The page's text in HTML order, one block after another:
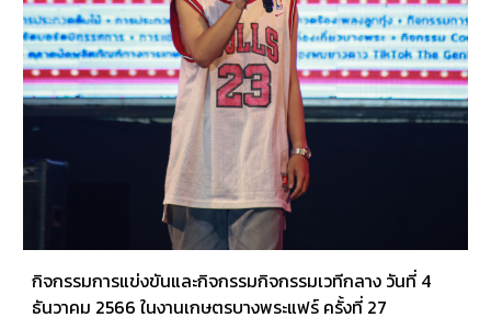
กิจกรรมการแข่งขันและกิจกรรมกิจกรรมเวทีกลาง วันที่ 4
ธันวาคม 2566 ในงานเกษตรบางพระแฟร์ ครั้งที่ 27